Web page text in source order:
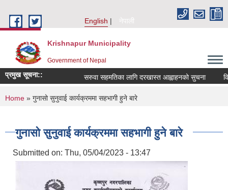
English
नेपाली
Krishnapur Municipality
Government of Nepal
प्रमुख सूचना:: सरुवा सहमतिका लागि दरखास्त आह्वाहनको सुचना
You are here
Home » गुनासो सुनुवाई कार्यक्रममा सहभागी हुने बारे
गुनासो सुनुवाई कार्यक्रममा सहभागी हुने बारे
Submitted on: Thu, 05/04/2023 - 13:47